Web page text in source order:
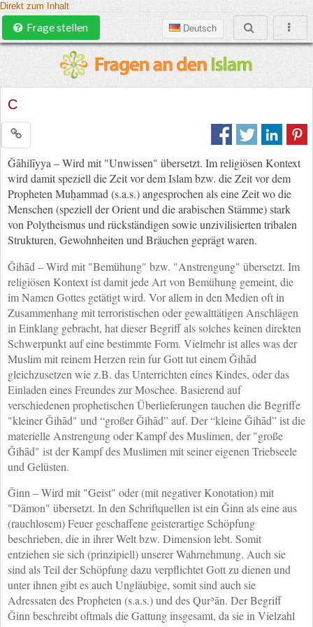
Direkt zum Inhalt
Deutsch
Frage stellen
C
Ǧāhilīyya – Wird mit "Unwissen" übersetzt. Im religiösen Kontext
wird damit speziell die Zeit vor dem Islam bzw. die Zeit vor dem
Propheten Muḥammad (s.a.s.) angesprochen als eine Zeit wo die
Menschen (speziell der Orient und die arabischen Stämme) stark
von Polytheismus und rückständigen sowie unzivilisierten tribalen
Strukturen, Gewohnheiten und Bräuchen geprägt waren.
Ǧihād – Wird mit "Bemühung" bzw. "Anstrengung" übersetzt. Im
religiösen Kontext ist damit jede Art von Bemühung gemeint, die
im Namen Gottes getätigt wird. Vor allem in den Medien oft in
Zusammenhang mit terroristischen oder gewalttätigen Anschlägen
in Einklang gebracht, hat dieser Begriff als solches keinen direkten
Schwerpunkt auf eine bestimmte Form. Vielmehr ist alles was der
Muslim mit reinem Herzen rein fur Gott tut einem Ǧihād
gleichzusetzen wie z.B. das Unterrichten eines Kindes, oder das
Einladen eines Freundes zur Moschee. Basierend auf
verschiedenen prophetischen Überlieferungen tauchen die Begriffe
"kleiner Ǧihād" und “großer Ǧihād” auf. Der “kleine Ǧihād” ist die
materielle Anstrengung oder Kampf des Muslimen, der "große
Ǧihād" ist der Kampf des Muslimen mit seiner eigenen Triebseele
und Gelüsten.
Ǧinn – Wird mit "Geist" oder (mit negativer Konotation) mit
"Dämon" übersetzt. In den Schriftquellen ist ein Ǧinn als eine aus
(rauchlosem) Feuer geschaffene geisterartige Schöpfung
beschrieben, die in ihrer Welt bzw. Dimension lebt. Somit
entziehen sie sich (prinzipiell) unserer Wahrnehmung. Auch sie
sind als Teil der Schöpfung dazu verpflichtet Gott zu dienen und
unter ihnen gibt es auch Ungläubige, somit sind auch sie
Adressaten des Propheten (s.a.s.) und des Qurʾān. Der Begriff
Ǧinn beschreibt oftmals die Gattung insgesamt, da sie in Vielzahl